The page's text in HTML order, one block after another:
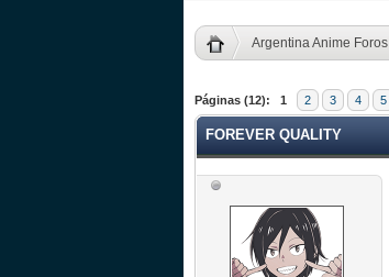
Argentina Anime Foros
Páginas (12): 1 2 3 4 5
0 voto(s) - 0 Media
FOREVER QUALITY